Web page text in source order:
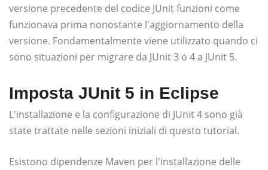
versione precedente del codice JUnit funzioni come
funzionava prima nonostante l'aggiornamento della
versione. Fondamentalmente viene utilizzato quando ci
sono situazioni per migrare da JUnit 3 o 4 a JUnit 5.
Imposta JUnit 5 in Eclipse
L'installazione e la configurazione di JUnit 4 sono già
state trattate nelle sezioni iniziali di questo tutorial.
Esistono dipendenze Maven per l'installazione delle